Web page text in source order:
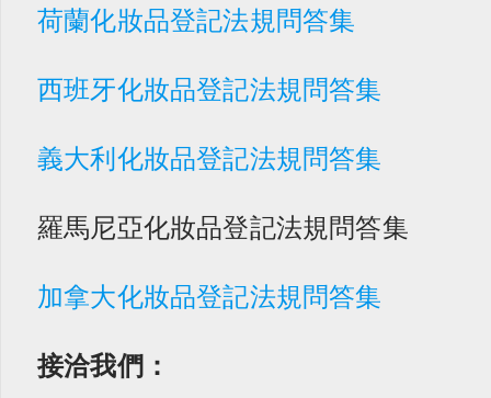
荷蘭化妝品登記法規問答集
西班牙化妝品登記法規問答集
義大利化妝品登記法規問答集
羅馬尼亞化妝品登記法規問答集
加拿大化妝品登記法規問答集
接洽我們：